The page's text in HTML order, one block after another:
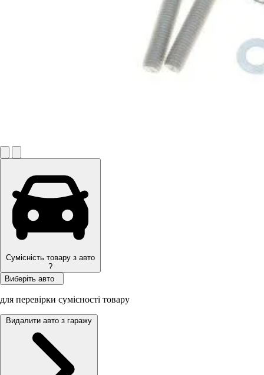
Сумісність товару з авто
?
Виберіть авто
для перевірки сумісності товару
Видалити авто з гаражу